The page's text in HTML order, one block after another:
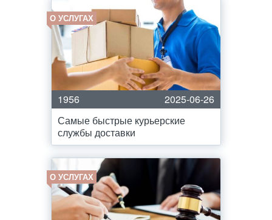
О УСЛУГАХ
1956
2025-06-26
Самые быстрые курьерские
службы доставки
О УСЛУГАХ